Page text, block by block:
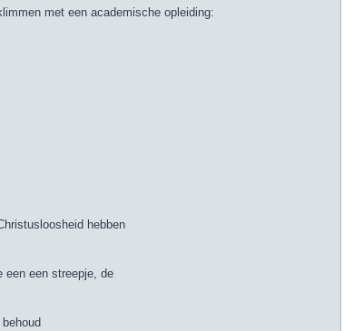
met een academische opleiding:
hebben
een een streepje, de